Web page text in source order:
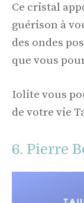
Ce cristal
guérison à
des ondes
que vous
Iolite vous
de votre vie
6. Pierre